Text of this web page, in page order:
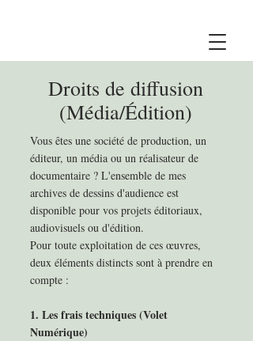
Droits de diffusion
(Média/Édition)
Vous êtes une société de production, un
éditeur, un média ou un réalisateur de
documentaire ? L'ensemble de mes
archives de dessins d'audience est
disponible pour vos projets éditoriaux,
audiovisuels ou d'édition.
Pour toute exploitation de ces œuvres,
deux éléments distincts sont à prendre en
compte :
1. Les frais techniques (Volet
Numérique)